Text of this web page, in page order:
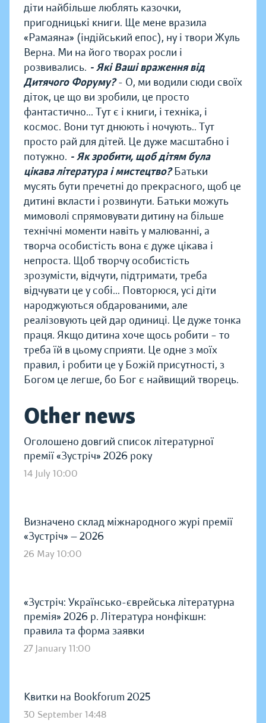
діти найбільше люблять казочки,
пригодницькі книги. Ще мене вразила
«Рамаяна» (індійський епос), ну і твори Жуль
Верна. Ми на його творах росли і
розвивались. - Які Ваші враження від
Дитячого Форуму?- О, ми водили сюди своїх
діток, це що ви зробили, це просто
фантастично... Тут є і книги, і техніка, і
космос. Вони тут днюють і ночують.. Тут
просто рай для дітей. Це дуже масштабно і
потужно. - Як зробити, щоб дітям була
цікава література і мистецтво?Батьки
мусять бути пречетні до прекрасного, щоб це
дитині вкласти і розвинути. Батьки можуть
мимоволі спрямовувати дитину на більше
технічні моменти навіть у малюванні, а
творча особистість вона є дуже цікава і
непроста. Щоб творчу особистість
зрозумісти, відчути, підтримати, треба
відчувати це у собі... Повторюся, усі діти
народжуються обдарованими, але
реалізовують цей дар одиниці. Це дуже тонка
праця. Якщо дитина хоче щось робити – то
треба їй в цьому сприяти. Це одне з моїх
правил, і робити це у Божій присутності, з
Богом це легше, бо Бог є найвищий творець.
Other news
Оголошено довгий список літературної
премії «Зустріч» 2026 року
14 July 10:00
Визначено склад міжнародного журі премії
«Зустріч» — 2026
26 May 10:00
«Зустріч: Українсько-єврейська літературна
премія» 2026 р. Література нонфікшн:
правила та форма заявки
27 January 11:00
Квитки на Bookforum 2025
30 September 14:48